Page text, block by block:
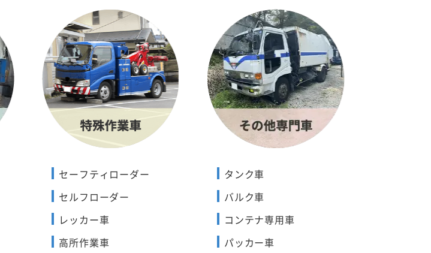
セーフティローダー
セルフローダー
レッカー車
高所作業車
タンク車
バルク車
コンテナ専用車
パッカー車